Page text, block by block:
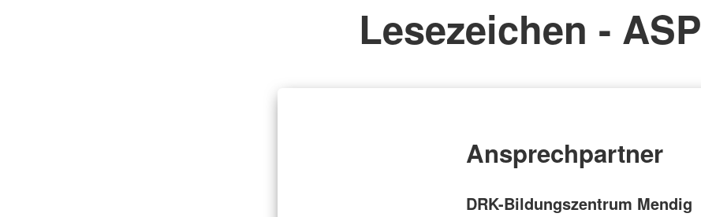
Lesezeichen - ASP
Ansprechpartner
DRK-Bildungszentrum Mendig